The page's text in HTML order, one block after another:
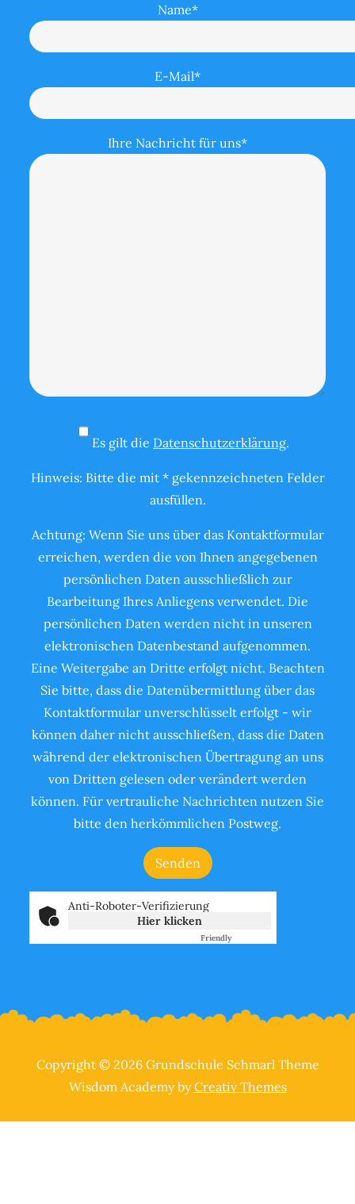
Name*
E-Mail*
Ihre Nachricht für uns*
Es gilt die Datenschutzerklärung.
Hinweis: Bitte die mit * gekennzeichneten Felder
ausfüllen.
Achtung: Wenn Sie uns über das Kontaktformular
erreichen, werden die von Ihnen angegebenen
persönlichen Daten ausschließlich zur
Bearbeitung Ihres Anliegens verwendet. Die
persönlichen Daten werden nicht in unseren
elektronischen Datenbestand aufgenommen.
Eine Weitergabe an Dritte erfolgt nicht. Beachten
Sie bitte, dass die Datenübermittlung über das
Kontaktformular unverschlüsselt erfolgt - wir
können daher nicht ausschließen, dass die Daten
während der elektronischen Übertragung an uns
von Dritten gelesen oder verändert werden
können. Für vertrauliche Nachrichten nutzen Sie
bitte den herkömmlichen Postweg.
Anti-Roboter-Verifizierung
Hier klicken
Friendly
Copyright © 2026 Grundschule Schmarl Theme
Wisdom Academy byCreativ Themes